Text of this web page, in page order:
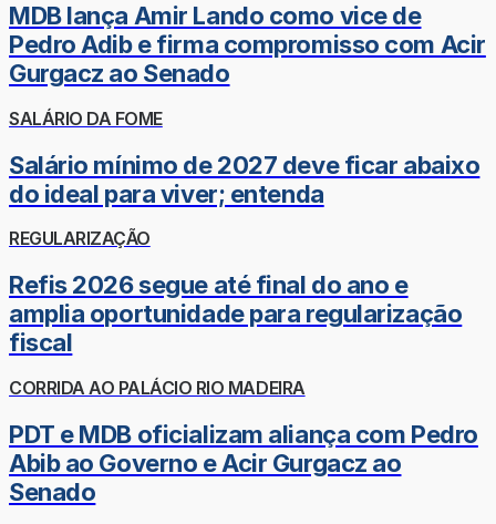
MDB lança Amir Lando como vice de
Pedro Adib e firma compromisso com Acir
Gurgacz ao Senado
SALÁRIO DA FOME
Salário mínimo de 2027 deve ficar abaixo
do ideal para viver; entenda
REGULARIZAÇÃO
Refis 2026 segue até final do ano e
amplia oportunidade para regularização
fiscal
CORRIDA AO PALÁCIO RIO MADEIRA
PDT e MDB oficializam aliança com Pedro
Abib ao Governo e Acir Gurgacz ao
Senado